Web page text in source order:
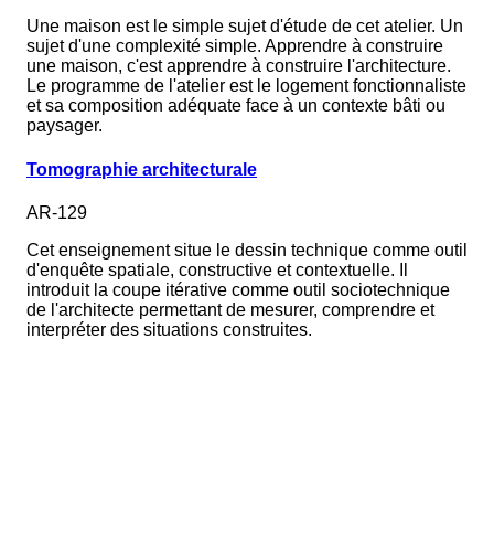
Une maison est le simple sujet d'étude de cet atelier. Un
sujet d'une complexité simple. Apprendre à construire
une maison, c'est apprendre à construire l'architecture.
Le programme de l'atelier est le logement fonctionnaliste
et sa composition adéquate face à un contexte bâti ou
paysager.
Tomographie architecturale
AR-129
Cet enseignement situe le dessin technique comme outil
d'enquête spatiale, constructive et contextuelle. Il
introduit la coupe itérative comme outil sociotechnique
de l'architecte permettant de mesurer, comprendre et
interpréter des situations construites.